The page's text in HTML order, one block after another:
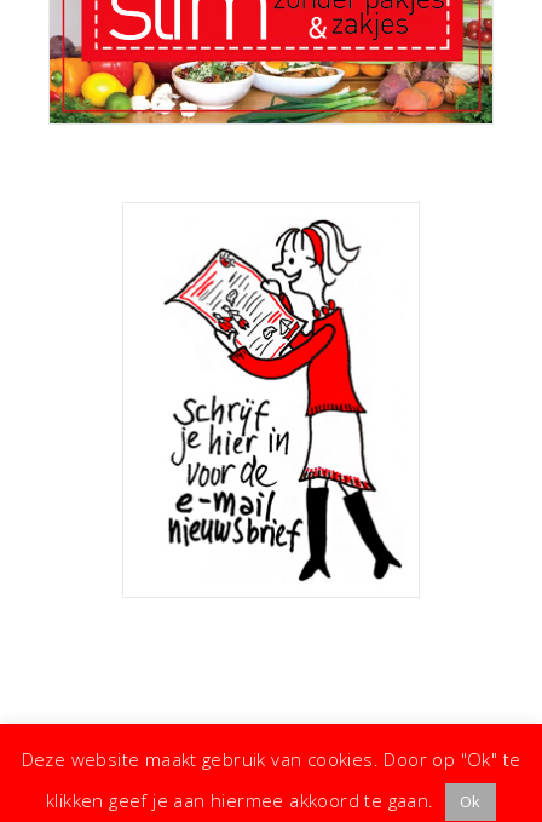
Deze website maakt gebruik van cookies. Door op "Ok" te
klikken geef je aan hiermee akkoord te gaan.
Ok